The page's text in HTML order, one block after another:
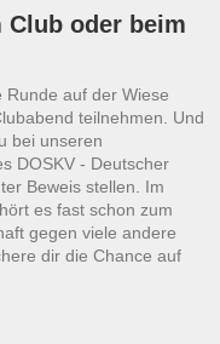
oder beim
Runde auf der Wiese
teilnehmen. Und
bei unseren
DOSKV - Deutscher
Beweis stellen. Im
es fast schon zum
gegen viele andere
dir die Chance auf